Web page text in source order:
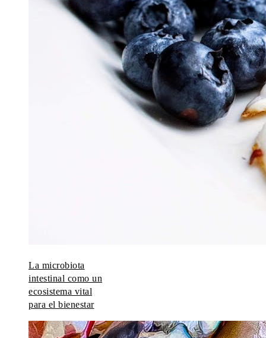
La microbiota
intestinal como un
ecosistema vital
para el bienestar